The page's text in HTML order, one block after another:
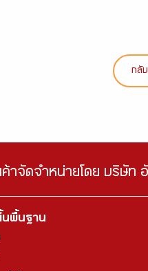
กลั
ค้าจัดจำหน่ายโดย บริษัท
นพื้นฐาน